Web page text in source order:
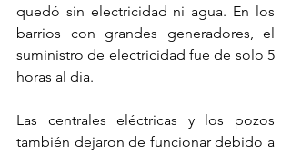
quedó sin electricidad ni agua. En los
barrios con grandes generadores, el
suministro de electricidad fue de solo 5
horas al día.
Las centrales eléctricas y los pozos
también dejaron de funcionar debido a